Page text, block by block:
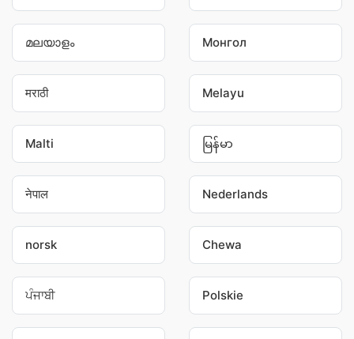
മലയാളം Монгол
मराठी Melayu
Malti မြန်မာ
नेपाल Nederlands
norsk Chewa
ਪੰਜਾਬੀ Polskie